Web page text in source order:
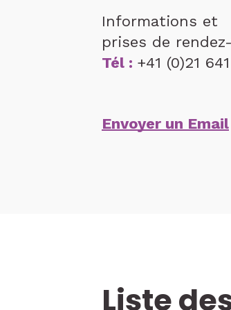
Informations et
prises de
Tél : +41 (0)21
Envoyer un Email
Liste